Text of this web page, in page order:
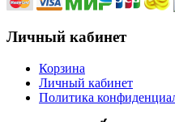
Личный кабинет
Корзина
Личный кабинет
Политика